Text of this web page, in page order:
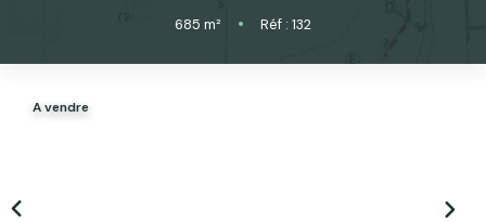
NOS AGENCES
685 m² • Réf : 132
A vendre